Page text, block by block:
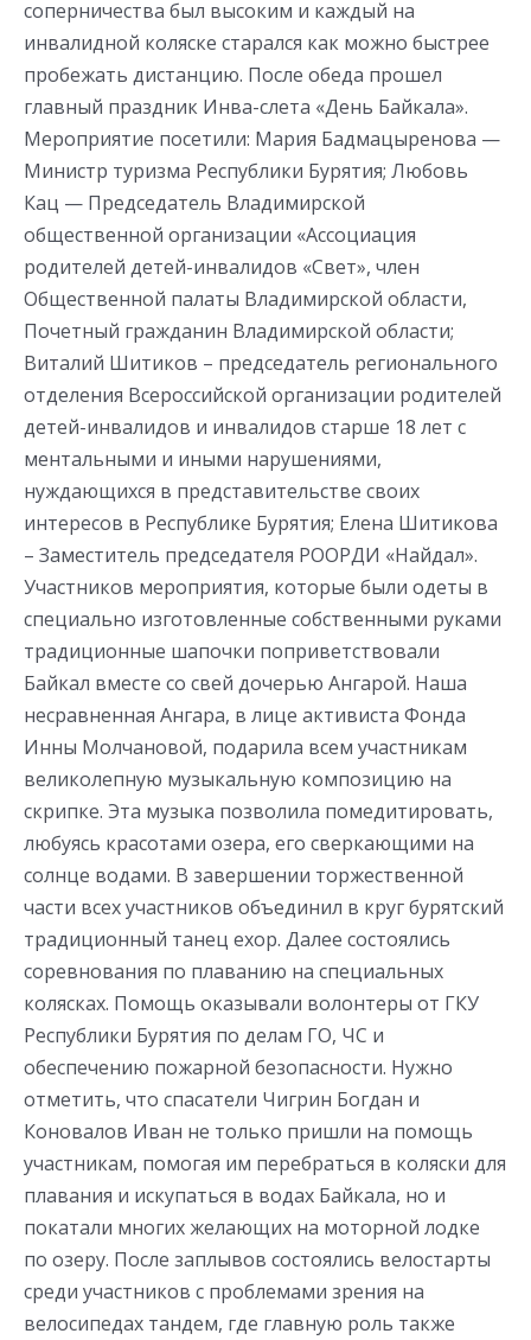
соперничества был высоким и каждый на
инвалидной коляске старался как можно быстрее
пробежать дистанцию. После обеда прошел
главный праздник Инва-слета «День Байкала».
Мероприятие посетили: Мария Бадмацыренова —
Министр туризма Республики Бурятия; Любовь
Кац — Председатель Владимирской
общественной организации «Ассоциация
родителей детей-инвалидов «Свет», член
Общественной палаты Владимирской области,
Почетный гражданин Владимирской области;
Виталий Шитиков – председатель регионального
отделения Всероссийской организации родителей
детей-инвалидов и инвалидов старше 18 лет с
ментальными и иными нарушениями,
нуждающихся в представительстве своих
интересов в Республике Бурятия; Елена Шитикова
– Заместитель председателя РООРДИ «Найдал».
Участников мероприятия, которые были одеты в
специально изготовленные собственными руками
традиционные шапочки поприветствовали
Байкал вместе со свей дочерью Ангарой. Наша
несравненная Ангара, в лице активиста Фонда
Инны Молчановой, подарила всем участникам
великолепную музыкальную композицию на
скрипке. Эта музыка позволила помедитировать,
любуясь красотами озера, его сверкающими на
солнце водами. В завершении торжественной
части всех участников объединил в круг бурятский
традиционный танец ехор. Далее состоялись
соревнования по плаванию на специальных
колясках. Помощь оказывали волонтеры от ГКУ
Республики Бурятия по делам ГО, ЧС и
обеспечению пожарной безопасности. Нужно
отметить, что спасатели Чигрин Богдан и
Коновалов Иван не только пришли на помощь
участникам, помогая им перебраться в коляски для
плавания и искупаться в водах Байкала, но и
покатали многих желающих на моторной лодке
по озеру. После заплывов состоялись велостарты
среди участников с проблемами зрения на
велосипедах тандем, где главную роль также